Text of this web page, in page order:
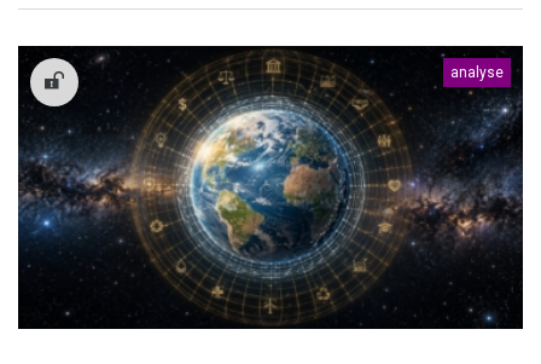
analyse